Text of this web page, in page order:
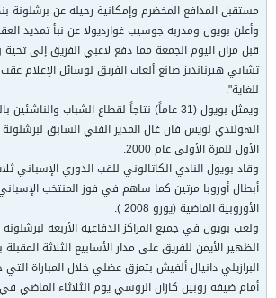
مستقبل المدافع المخضرم وإمكانية رحيله عن برشلونة
وأعلن بويول ومدربه جوسيب غوارديولا عن نبأ تمديد
قبل مران اليوم الجمعة مما دفع لاعبي الفريق إلى
تشابي هيرنانديز صانع ألعاب الفريق لوسائل الإعلام عقب
للغاية".
ويمثل بويول (31 عاماً) نتاجاً لقطاع الشباب
الهولندي لويس فان غال المدير الفني السابق
الأول للمرة الأولى عام 2000.
وقاد بويول النادي الكاتالوني للقب الدوري الإسباني
أبطال أوروبا مرتين كما ساهم في فوز المنتخب
الأوروبية الماضية (يورو 2008 ).
ولعب بويول في جميع المراكز الدفاعية الأربعة
الظهير الأيمن للفريق على مدار الأسابيع الثلاثة
أمام ضيفه روبين كازان الروسي يوم الثلاثاء الماضي